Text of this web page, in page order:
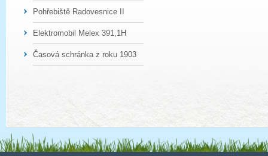
Pohřebiště Radovesnice II
Elektromobil Melex 391,1H
Časová schránka z roku 1903